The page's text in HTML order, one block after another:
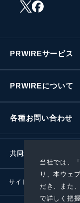
当社では、「
り、本ウェ
だき、また
で詳しく把
PRWIREサービス
PRWIREについて
各種お問い合わせ
共同通信社グループ
サイトポリシー